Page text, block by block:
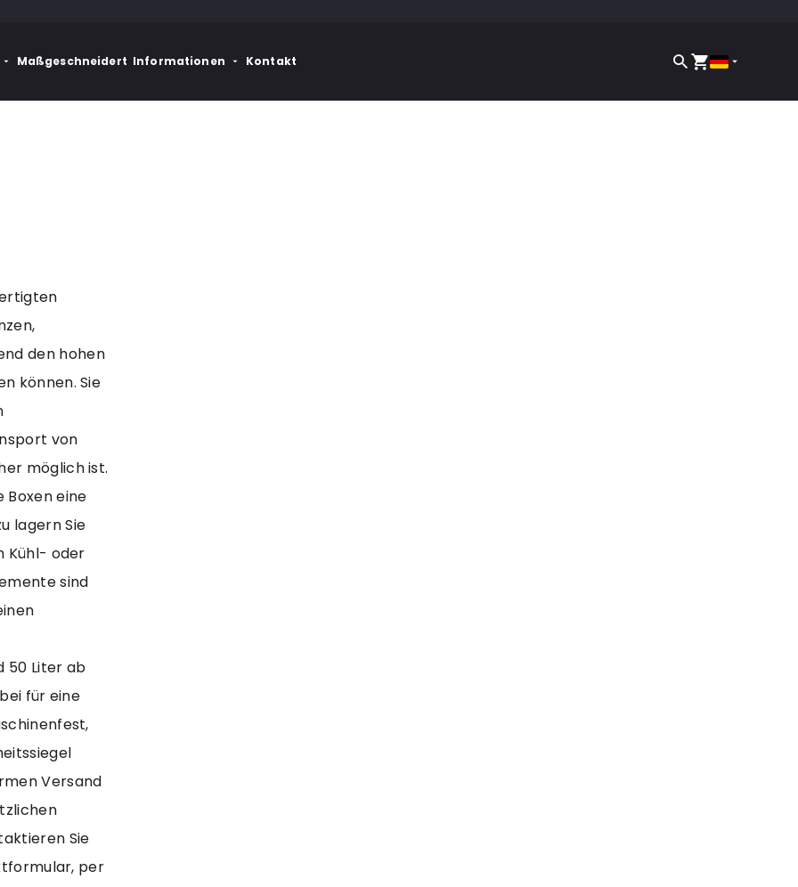
Maßgeschneidert Informationen Kontakt
den hohen
können. Sie
von
möglich ist.
eine
lagern Sie
Kühl- oder
sind
50 Liter ab
für eine
Versand
Sie
per